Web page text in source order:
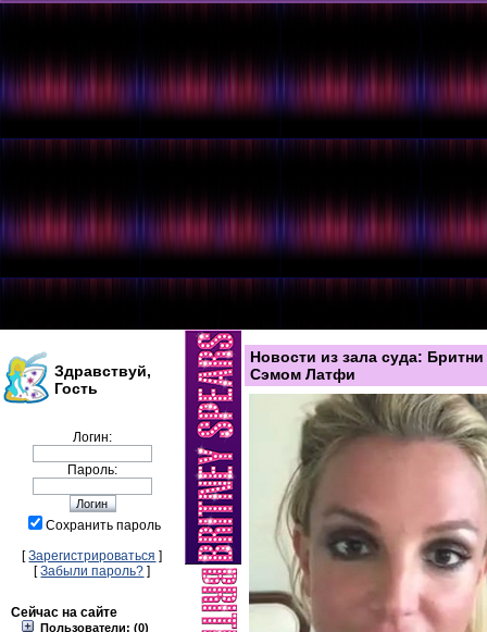
Здравствуй,
Гость
Логин:
Пароль:
Сохранить пароль
[Зарегистрироваться ]
[Забыли пароль? ]
Сейчас на сайте
Пользователи: (0)
Новости из зала суда:
Сэмом Латфи